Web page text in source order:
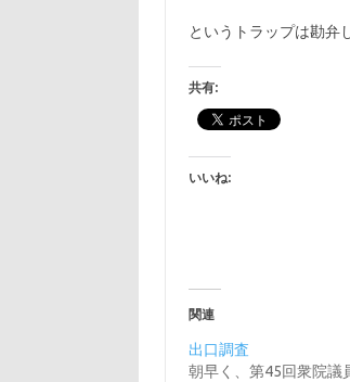
というトラップは勘
共有:
いいね:
関連
出口調査
朝早く、第45回衆院議